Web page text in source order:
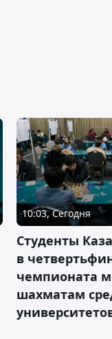
10:03, Сегодня
Студенты
в
чемпионата
шахматам